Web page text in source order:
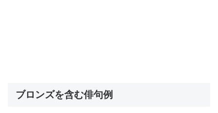
ブロンズを含む俳句例